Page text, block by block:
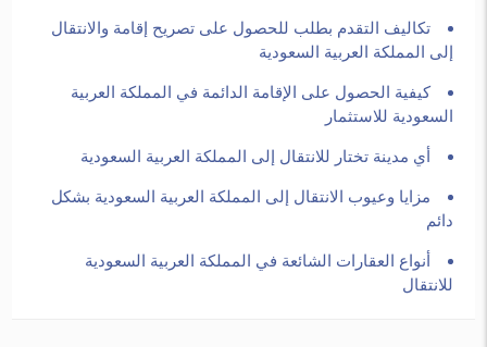
تكاليف التقدم بطلب للحصول على تصريح إقامة والانتقال
إلى المملكة العربية السعودية
كيفية الحصول على الإقامة الدائمة في المملكة العربية
السعودية للاستثمار
أي مدينة تختار للانتقال إلى المملكة العربية السعودية
مزايا وعيوب الانتقال إلى المملكة العربية السعودية بشكل
دائم
أنواع العقارات الشائعة في المملكة العربية السعودية
للانتقال